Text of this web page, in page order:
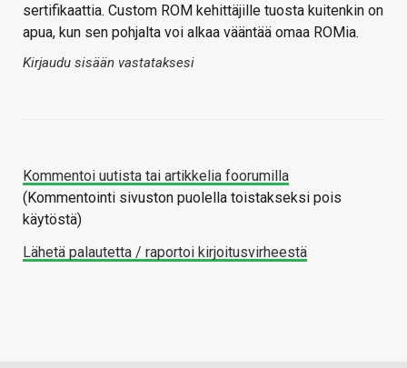
sertifikaattia. Custom ROM kehittäjille tuosta kuitenkin on
apua, kun sen pohjalta voi alkaa vääntää omaa ROMia.
Kirjaudu sisään vastataksesi
Kommentoi uutista tai artikkelia foorumilla
(Kommentointi sivuston puolella toistakseksi pois
käytöstä)
Lähetä palautetta / raportoi kirjoitusvirheestä